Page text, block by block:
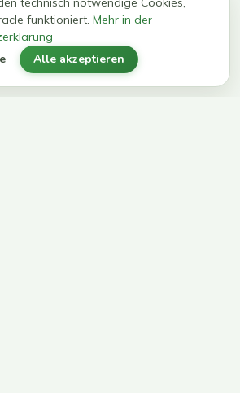
funktioniert. Mehr in der
Alle akzeptieren